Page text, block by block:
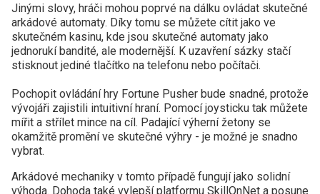
Jinými slovy, hráči mohou poprvé na dálku ovládat skutečné
arkádové automaty. Díky tomu se můžete cítit jako ve
skutečném kasinu, kde jsou skutečné automaty jako
jednorukí bandité, ale modernější. K uzavření sázky stačí
stisknout jediné tlačítko na telefonu nebo počítači.
Pochopit ovládání hry Fortune Pusher bude snadné, protože
vývojáři zajistili intuitivní hraní. Pomocí joysticku tak můžete
mířit a střílet mince na cíl. Padající výherní žetony se
okamžitě promění ve skutečné výhry - je možné je snadno
vybrat.
Arkádové mechaniky v tomto případě fungují jako solidní
výhoda. Dohoda také vylepší platformu SkillOnNet a posune